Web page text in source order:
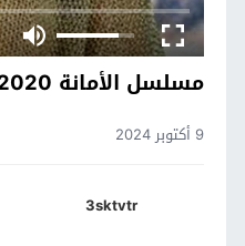
مسلسل الأمانة 2020 الحلقة 61
9 أكتوبر 2024
3sktvtr